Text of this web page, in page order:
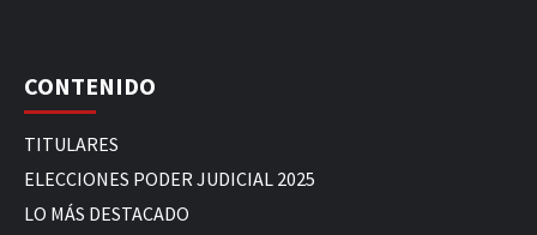
CONTENIDO
TITULARES
ELECCIONES PODER JUDICIAL 2025
LO MÁS DESTACADO